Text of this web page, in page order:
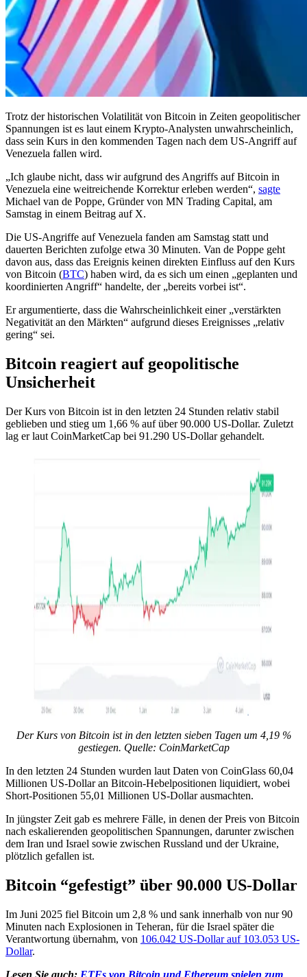
Trotz der historischen Volatilität von Bitcoin in Zeiten geopolitischer
Spannungen ist es laut einem Krypto-Analysten unwahrscheinlich,
dass sein Kurs in den kommenden Tagen nach dem US-Angriff auf
Venezuela fallen wird.
„Ich glaube nicht, dass wir aufgrund des Angriffs auf Bitcoin in
Venezuela eine weitreichende Korrektur erleben werden“, sagte
Michael van de Poppe, Gründer von MN Trading Capital, am
Samstag in einem Beitrag auf X.
Die US-Angriffe auf Venezuela fanden am Samstag statt und
dauerten Berichten zufolge etwa 30 Minuten. Van de Poppe geht
davon aus, dass das Ereignis keinen direkten Einfluss auf den Kurs
von Bitcoin (BTC) haben wird, da es sich um einen „geplanten und
koordinierten Angriff“ handelte, der „bereits vorbei ist“.
Er argumentierte, dass die Wahrscheinlichkeit einer „verstärkten
Negativität an den Märkten“ aufgrund dieses Ereignisses „relativ
gering“ sei.
Bitcoin reagiert auf geopolitische
Unsicherheit
Der Kurs von Bitcoin ist in den letzten 24 Stunden relativ stabil
geblieben und stieg um 1,66 % auf über 90.000 US-Dollar. Zuletzt
lag er laut CoinMarketCap bei 91.290 US-Dollar gehandelt.
Der Kurs von Bitcoin ist in den letzten sieben Tagen um 4,19 %
gestiegen. Quelle: CoinMarketCap
In den letzten 24 Stunden wurden laut Daten von CoinGlass 60,04
Millionen US-Dollar an Bitcoin-Hebelpositionen liquidiert, wobei
Short-Positionen 55,01 Millionen US-Dollar ausmachten.
In jüngster Zeit gab es mehrere Fälle, in denen der Preis von Bitcoin
nach eskalierenden geopolitischen Spannungen, darunter zwischen
dem Iran und Israel sowie zwischen Russland und der Ukraine,
plötzlich gefallen ist.
Bitcoin “gefestigt” über 90.000 US-Dollar
Im Juni 2025 fiel Bitcoin um 2,8 % und sank innerhalb von nur 90
Minuten nach Explosionen in Teheran, für die Israel später die
Verantwortung übernahm, von 106.042 US-Dollar auf 103.053 US-
Dollar.
Lesen Sie auch: ETFs von Bitcoin und Ethereum spielen zum